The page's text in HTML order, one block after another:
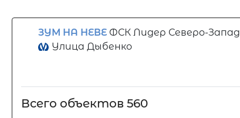
ЗУМ НА НЕВЕ ФСК Лидер Северо-Запад
Улица Дыбенко
Всего объектов 560